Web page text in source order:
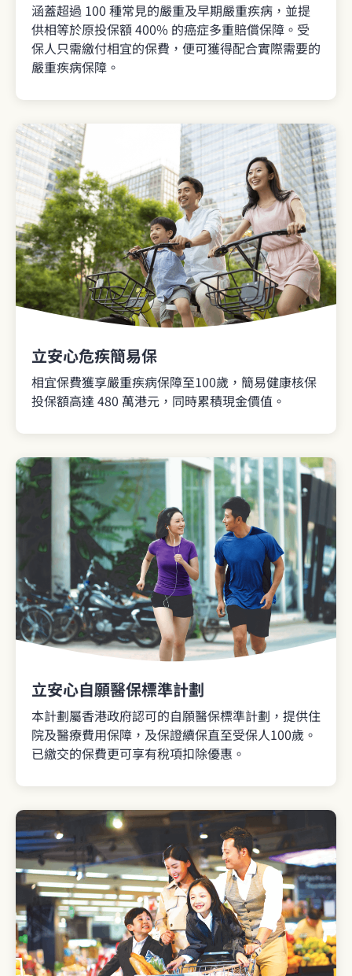
涵蓋超過 100 種常見的嚴重及早期嚴重疾病，並提
供相等於原投保額 400% 的癌症多重賠償保障。受
保人只需繳付相宜的保費，便可獲得配合實際需要的
嚴重疾病保障。
立安心危疾簡易保
相宜保費獲享嚴重疾病保障至100歲，簡易健康核保
投保額高達 480 萬港元，同時累積現金價值。
立安心自願醫保標準計劃
本計劃屬香港政府認可的自願醫保標準計劃，提供住
院及醫療費用保障，及保證續保直至受保人100歲。
已繳交的保費更可享有稅項扣除優惠。